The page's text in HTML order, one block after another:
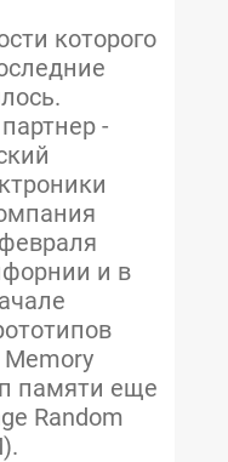
которого
-
и в
памяти еще
Random